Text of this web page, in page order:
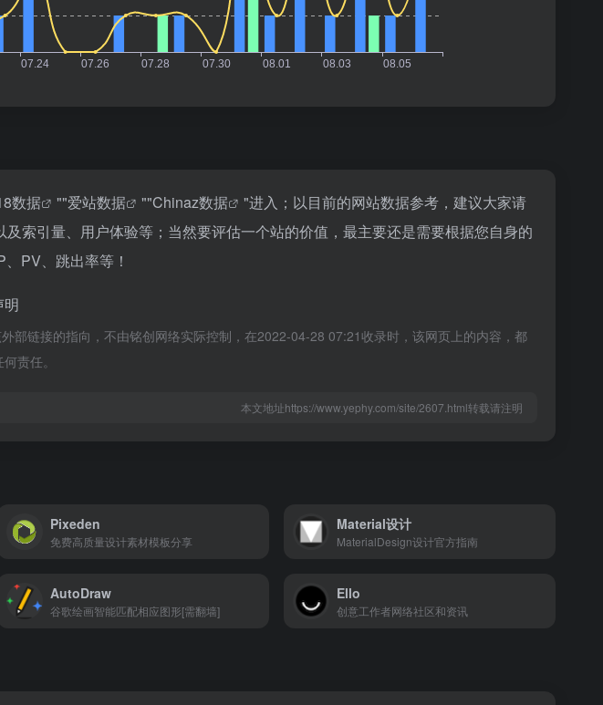
数据 ""爱站数据 ""Chinaz数据
"进入；以目前的网站数据参考，建议大家请
索引量、用户体验等；当然要评估一个站的价值，最主要还是需要根据您自身的
PV、跳出率等！
明
部链接的指向，不由铭创网络实际控制，在2022-04-28 07:21收录时，该网页上的内容，都
责任。
本文地址https://www.yephy.com/site/2607.html转载请注明
Pixeden
免费高质量设计素材模板分享
Material设计
MaterialDesign设计官方指南
AutoDraw
谷歌绘画智能匹配相应图形[需翻墙]
Ello
创意工作者网络社区和资讯